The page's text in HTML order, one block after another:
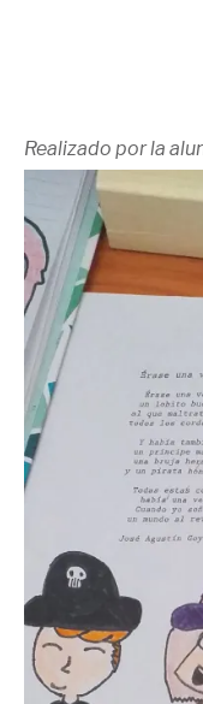
Realizado por la